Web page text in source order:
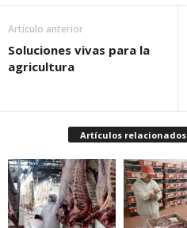
Artículo anterior
Soluciones vivas para la
agricultura
Artículos relacionados